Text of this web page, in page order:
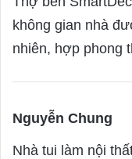
y
s
không gian nhà
nhiên, hợp phong
Nguyễn Chung
a
Nhà tui làm nội